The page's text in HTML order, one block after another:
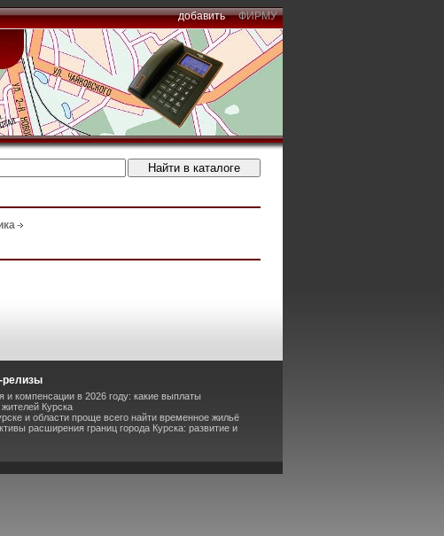
добавить ФИРМУ
релизы
и компенсации в 2026 году: какие выплаты
Курска
и области проще всего найти временное жильё
расширения границ города Курска: развитие и